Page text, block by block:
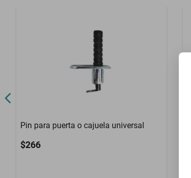
Pin para puerta o cajuela universal
$266